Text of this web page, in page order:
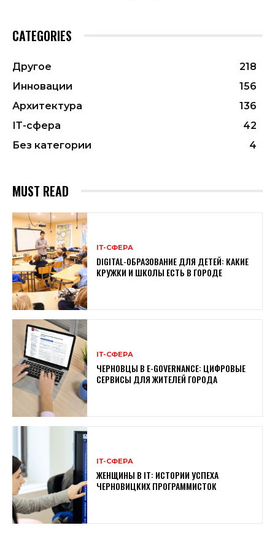
CATEGORIES
Другое
218
Инновации
156
Архитектура
136
ІТ-сфера
42
Без категории
4
MUST READ
ІТ-СФЕРА
DIGITAL-ОБРАЗОВАНИЕ ДЛЯ ДЕТЕЙ: КАКИЕ
КРУЖКИ И ШКОЛЫ ЕСТЬ В ГОРОДЕ
ІТ-СФЕРА
ЧЕРНОВЦЫ В E-GOVERNANCE: ЦИФРОВЫЕ
СЕРВИСЫ ДЛЯ ЖИТЕЛЕЙ ГОРОДА
ІТ-СФЕРА
ЖЕНЩИНЫ В ІТ: ИСТОРИИ УСПЕХА
ЧЕРНОВИЦКИХ ПРОГРАММИСТОК